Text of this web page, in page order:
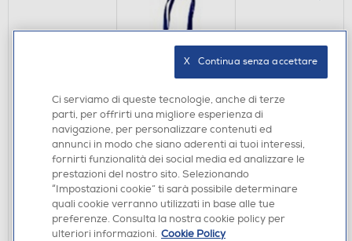
ACCESSORI HOME ENTERTAINMENT
PYRAMID - K-POP DEMON HUNTERS TOTE BAG
BLU NAVY DERPY-BLU
€ 12,90
Acquisto online:disponibile
Ritiro in negozio in 30' gratuito:verifica
Ci serviamo di queste tecnologie, anche di terze
parti, per offrirti una migliore esperienza di
navigazione, per personalizzare contenuti ed
annunci in modo che siano aderenti ai tuoi interessi,
fornirti funzionalità dei social media ed analizzare le
prestazioni del nostro sito. Selezionando
“Impostazioni cookie” ti sarà possibile determinare
quali cookie verranno utilizzati in base alle tue
preferenze. Consulta la nostra cookie policy per
ulteriori informazioni. Cookie Policy
X   Continua senza accettare